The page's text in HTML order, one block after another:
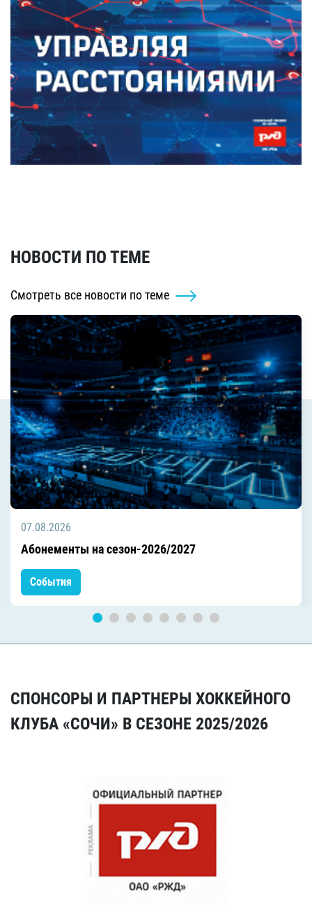
НОВОСТИ ПО ТЕМЕ
Смотреть все новости по теме
07.08.2026
Абонементы на сезон-2026/2027
События
СПОНСОРЫ И ПАРТНЕРЫ ХОККЕЙНОГО
КЛУБА «СОЧИ» В СЕЗОНЕ 2025/2026